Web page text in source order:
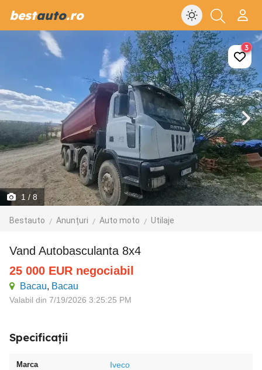
bestauto.ro
1/ 8
Bestauto Anunțuri Auto moto Utilaje
3
Vand Autobasculanta 8x4
25 000 EUR negociabil
Bacau, Bacau
Valabil din 7/19/2026 3:25:25 PM
Specificații
Marca Iveco